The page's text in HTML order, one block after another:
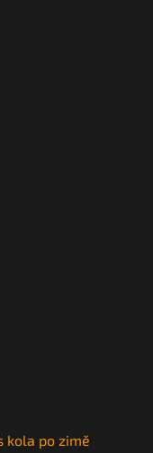
kola po zimě